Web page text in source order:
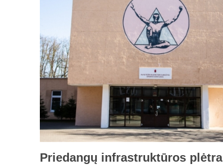
Priedangų infrastruktūros plėtra